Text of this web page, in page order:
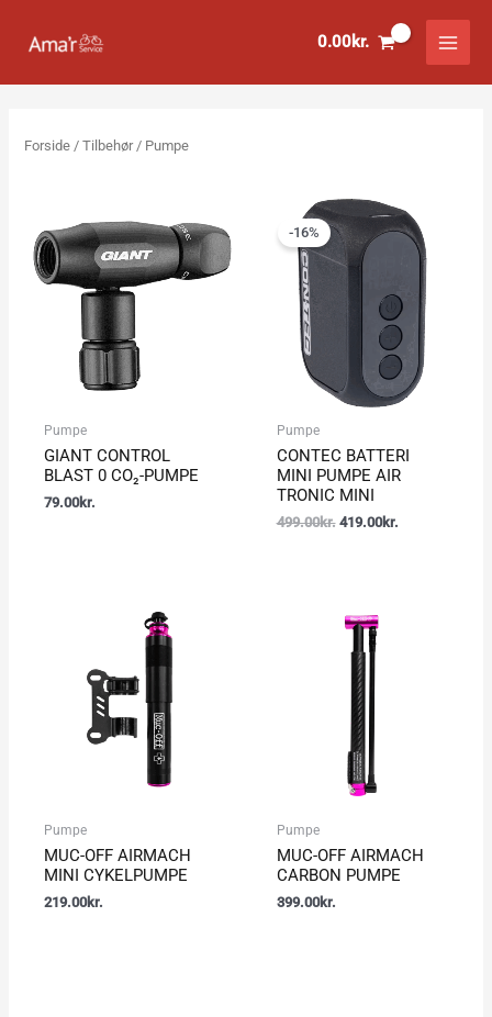
0.00kr.
Forside /Tilbehør/ Pumpe
Pumpe
GIANT CONTROL
BLAST 0 CO₂-PUMPE
79.00kr.
-16%
Pumpe
CONTEC BATTERI
MINI PUMPE AIR
TRONIC MINI
499.00kr.
Den
oprindelige
pris
var:
419.00kr.
Den
aktuelle
pris
Pumpe
MUC-OFF AIRMACH
MINI CYKELPUMPE
219.00kr.
Pumpe
MUC-OFF AIRMACH
CARBON PUMPE
399.00kr.